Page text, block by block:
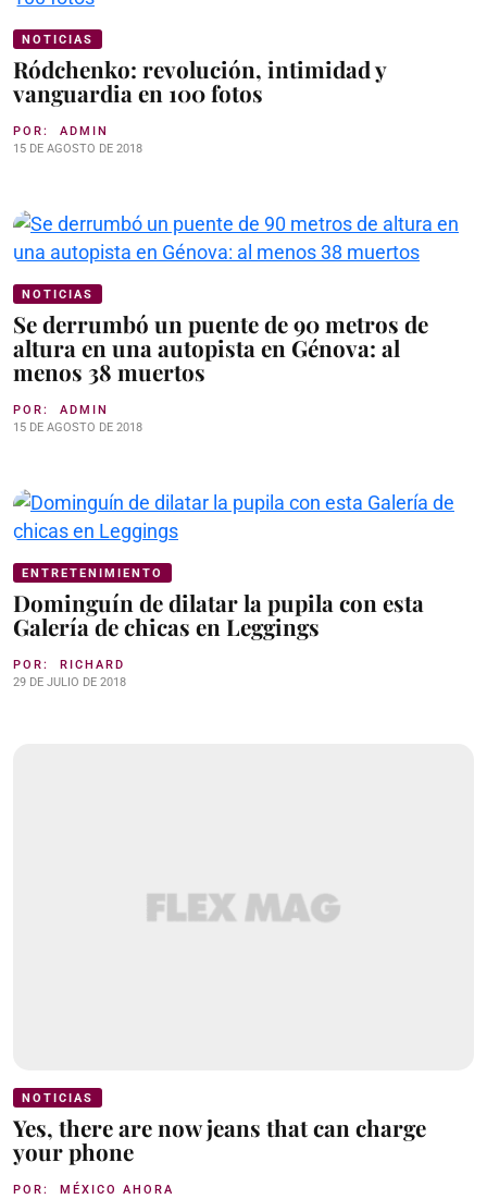
NOTICIAS
Ródchenko: revolución, intimidad y
vanguardia en 100 fotos
POR: ADMIN
15 DE AGOSTO DE 2018
NOTICIAS
Se derrumbó un puente de 90 metros de
altura en una autopista en Génova: al
menos 38 muertos
POR: ADMIN
15 DE AGOSTO DE 2018
ENTRETENIMIENTO
Dominguín de dilatar la pupila con esta
Galería de chicas en Leggings
POR:
RICHARD
29 DE JULIO DE 2018
NOTICIAS
Yes, there are now jeans that can charge
your phone
POR:
MÉXICO AHORA